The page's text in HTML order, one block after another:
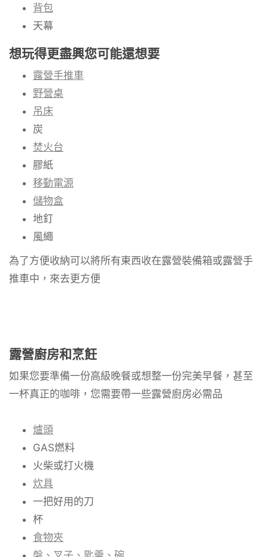
背包
天幕
想玩得更盡興您可能還想要
露營手推車
野營桌
吊床
炭
焚火台
膠紙
移動電源
儲物盒
地釘
風繩
為了方便收納可以將所有東西收在露營裝備箱或露營手
推車中，來去更方便
露營廚房和烹飪
如果您要準備一份高級晚餐或想整一份完美早餐，甚至
一杯真正的咖啡，您需要帶一些露營廚房必需品
爐頭
GAS燃料
火柴或打火機
炊具
一把好用的刀
杯
食物夾